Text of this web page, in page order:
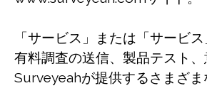
「サービス」または「サービス
有料調査の送信、製品テスト、
Surveyeahが提供するさまざま